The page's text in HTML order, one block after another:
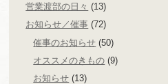
営業渡部の日々 (13)
お知らせ／催事 (72)
催事のお知らせ (50)
オススメのきもの (9)
お知らせ (13)